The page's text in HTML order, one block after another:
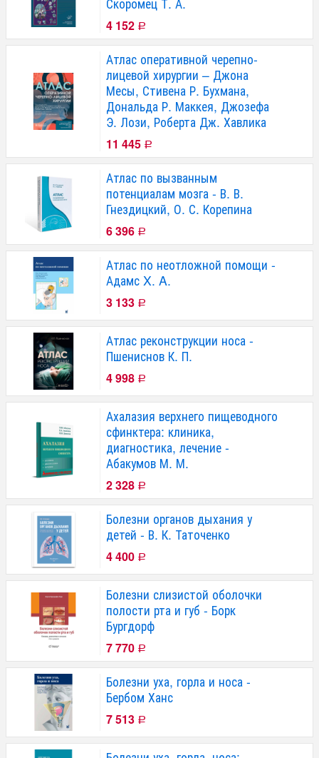
4 152 Р
Атлас оперативной черепно-
лицевой хирургии – Джона
Месы, Стивена Р. Бухмана,
Дональда Р. Маккея, Джозефа
Э. Лози, Роберта Дж. Хавлика
11 445 Р
Атлас по вызванным
потенциалам мозга - В. В.
Гнездицкий, О. С. Корепина
6 396 Р
Атлас по неотложной помощи -
Адамс X. A.
3 133 Р
Атлас реконструкции носа -
Пшениснов К. П.
4 998 Р
Ахалазия верхнего пищеводного
сфинктера: клиника,
диагностика, лечение -
Абакумов М. М.
2 328 Р
Болезни органов дыхания у
детей - В. К. Таточенко
4 400 Р
Болезни слизистой оболочки
полости рта и губ - Борк
Бургдорф
7 770 Р
Болезни уха, горла и носа -
Бербом Ханс
7 513 Р